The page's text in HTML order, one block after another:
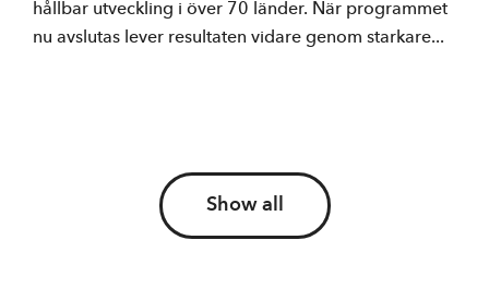
hållbar utveckling i över 70 länder. När programmet
nu avslutas lever resultaten vidare genom starkare...
Show all